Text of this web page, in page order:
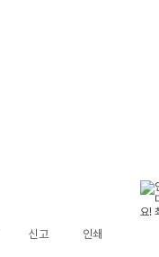
신고 인쇄